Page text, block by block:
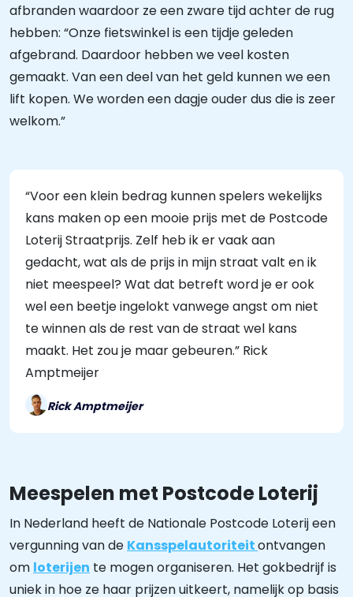
afbranden waardoor ze een zware tijd achter de rug
hebben: “Onze fietswinkel is een tijdje geleden
afgebrand. Daardoor hebben we veel kosten
gemaakt. Van een deel van het geld kunnen we een
lift kopen. We worden een dagje ouder dus die is zeer
welkom.”
“Voor een klein bedrag kunnen spelers wekelijks
kans maken op een mooie prijs met de Postcode
Loterij Straatprijs. Zelf heb ik er vaak aan
gedacht, wat als de prijs in mijn straat valt en ik
niet meespeel? Wat dat betreft word je er ook
wel een beetje ingelokt vanwege angst om niet
te winnen als de rest van de straat wel kans
maakt. Het zou je maar gebeuren.” Rick
Amptmeijer
Rick Amptmeijer
Meespelen met Postcode Loterij
In Nederland heeft de Nationale Postcode Loterij een
vergunning van de Kansspelautoriteitontvangen
om loterijen te mogen organiseren. Het gokbedrijf is
uniek in hoe ze haar prijzen uitkeert, namelijk op basis